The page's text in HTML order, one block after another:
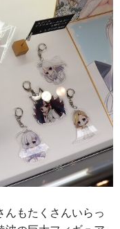
んもたくさんいらっ